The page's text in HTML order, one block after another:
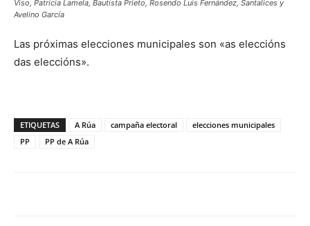
Viso, Patricia Lamela, Bautista Prieto, Rosendo Luis Fernández, Santalices y
Avelino García
Las próximas elecciones municipales son «as eleccións
das eleccións».
ETIQUETAS A Rúa campaña electoral
elecciones municipales
PP
PP de A Rúa